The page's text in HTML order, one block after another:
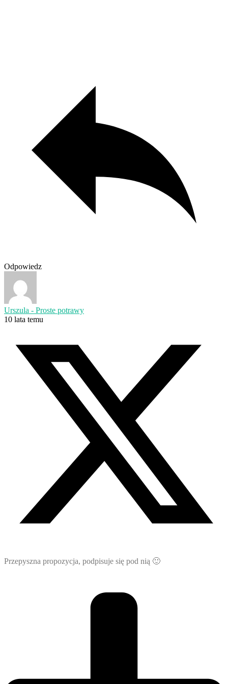
Odpowiedz
Urszula - Proste potrawy
10 lata temu
Przepyszna propozycja, podpisuje się pod nią 🙂